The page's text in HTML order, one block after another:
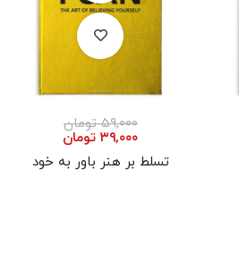
۵۹,۰۰۰ تومان
۳۹,۰۰۰ تومان
تسلط بر هنر باور به خود